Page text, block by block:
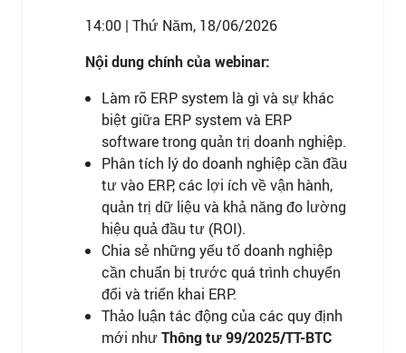
14:00 | Thứ Năm, 18/06/2026
Nội dung chính của webinar:
Làm rõ ERP system là gì và sự khác
biệt giữa ERP system và ERP
software trong quản trị doanh nghiệp.
Phân tích lý do doanh nghiệp cần đầu
tư vào ERP, các lợi ích về vận hành,
quản trị dữ liệu và khả năng đo lường
hiệu quả đầu tư (ROI).
Chia sẻ những yếu tố doanh nghiệp
cần chuẩn bị trước quá trình chuyển
đổi và triển khai ERP.
Thảo luận tác động của các quy định
mới nhưThông tư 99/2025/TT-BTC